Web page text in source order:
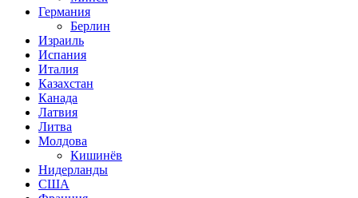
Германия
Берлин
Израиль
Испания
Италия
Казахстан
Канада
Латвия
Литва
Молдова
Кишинёв
Нидерланды
США